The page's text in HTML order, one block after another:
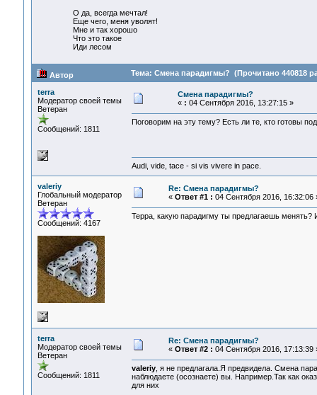
О да, всегда мечтал!
Еще чего, меня уволят!
Мне и так хорошо
Что это такое
Иди лесом
Автор Тема: Смена парадигмы? (Прочитано 440818
terra
Модератор своей темы
Ветеран
Сообщений: 1811
Смена парадигмы?
« : 04 Сентября 2016, 13:27:15 »
Поговорим на эту тему? Есть ли те, кто готовы
Audi, vide, tace - si vis vivere in pace.
valeriy
Глобальный модератор
Ветеран
Сообщений: 4167
Re: Смена парадигмы?
« Ответ #1 : 04 Сентября 2016, 16:32:06
Терра, какую парадигму ты предлагаешь менять?
terra
Модератор своей темы
Ветеран
Сообщений: 1811
Re: Смена парадигмы?
« Ответ #2 : 04 Сентября 2016, 17:13:39
valeriy, я не предлагала.Я предвидела. Смена
наблюдаете (осознаете) вы. Например.Так как
для них